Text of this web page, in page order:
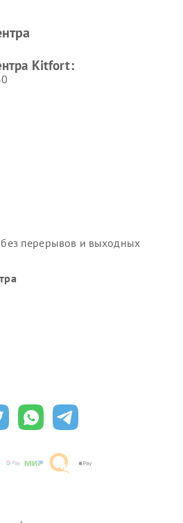
Kitfort
Kitfort
Kitfort:
перерывов и выходных